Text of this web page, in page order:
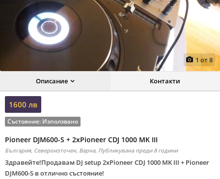
Next
1 от8
Описание Контакти
1600 лв
Състояние: Използвано
Pioneer DJM600-S + 2xPioneer CDJ 1000 MK III
България, Североизточен, Варна, Публикувана преди 8 години
Здравейте!Продавам DJ setup 2xPioneer CDJ 1000 MK III + Pioneer
DJM600-S в отлично състояние!